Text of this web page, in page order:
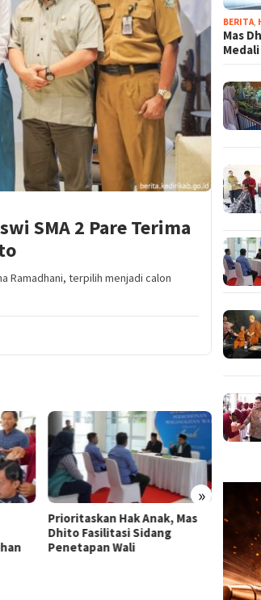
SMA 2 Pare Terima
Ramadhani, terpilih menjadi calon
»
Prioritaskan Hak Anak, Mas
Dhito Fasilitasi Sidang
Penetapan Wali
lewat
BERITA
Mas
Medali